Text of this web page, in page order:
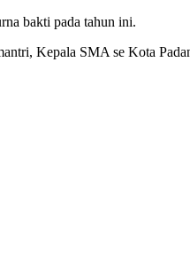
bakti pada tahun ini.
Kepala SMA se Kota